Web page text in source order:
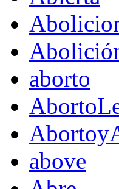
aborto
above